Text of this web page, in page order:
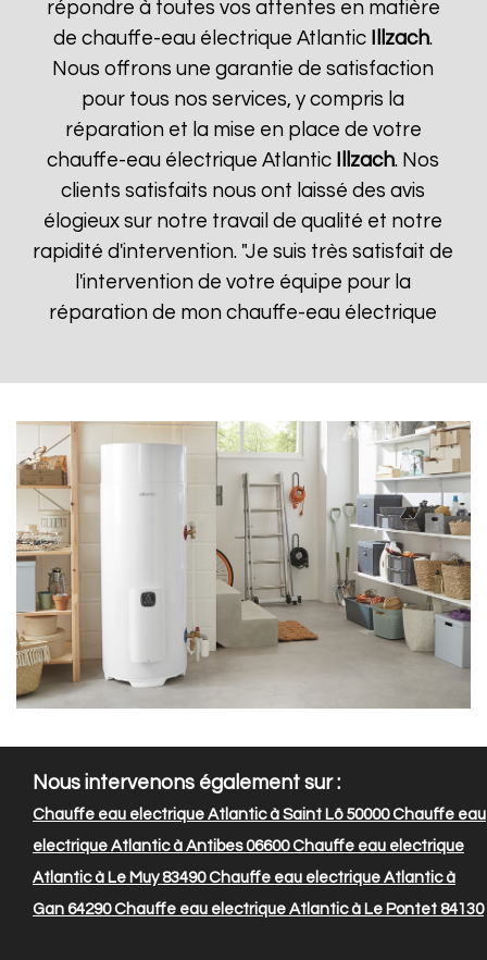
répondre à toutes vos attentes en matière
de chauffe-eau électrique Atlantic
Illzach.
Nous offrons une garantie de satisfaction
pour tous nos services, y compris la
réparation et la mise en place de votre
chauffe-eau électrique Atlantic
Illzach. Nos
clients satisfaits nous ont laissé des avis
élogieux sur notre travail de qualité et notre
rapidité d'intervention. "Je suis très satisfait de
l'intervention de votre équipe pour la
réparation de mon chauffe-eau électrique
Nous intervenons également sur :
Chauffe eau electrique Atlantic à Saint Lô 50000Chauffe eau
electrique Atlantic à Antibes 06600Chauffe eau electrique
Atlantic à Le Muy 83490Chauffe eau electrique Atlantic à
Gan 64290Chauffe eau electrique Atlantic à Le Pontet 84130